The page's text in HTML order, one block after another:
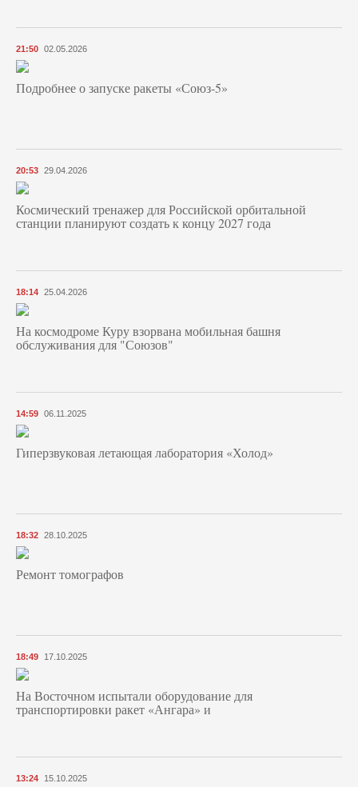
21:50 02.05.2026
Подробнее о запуске ракеты «Союз‑5»
20:53 29.04.2026
Космический тренажер для Российской орбитальной
станции планируют создать к концу 2027 года
18:14 25.04.2026
На космодроме Куру взорвана мобильная башня
обслуживания для "Союзов"
14:59 06.11.2025
Гиперзвуковая летающая лаборатория «Холод»
18:32 28.10.2025
Ремонт томографов
18:49 17.10.2025
На Восточном испытали оборудование для
транспортировки ракет «Ангара» и
13:24 15.10.2025